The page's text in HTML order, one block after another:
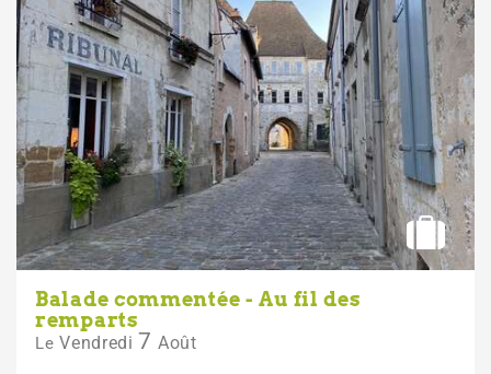
Balade commentée - Au fil des
remparts
Le Vendredi 7 Août